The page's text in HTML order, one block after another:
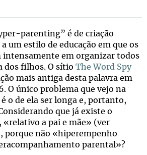
parenting” é de criação
um estilo de educação em que os
intensamente em organizar todos
dos filhos. O sítio The Word Spy
mais antiga desta palavra em
O único problema que vejo na
o de ela ser longa e, portanto,
que já existe o
, «relativo a pai e mãe» (ver
porque não «hiperempenho
parental»?